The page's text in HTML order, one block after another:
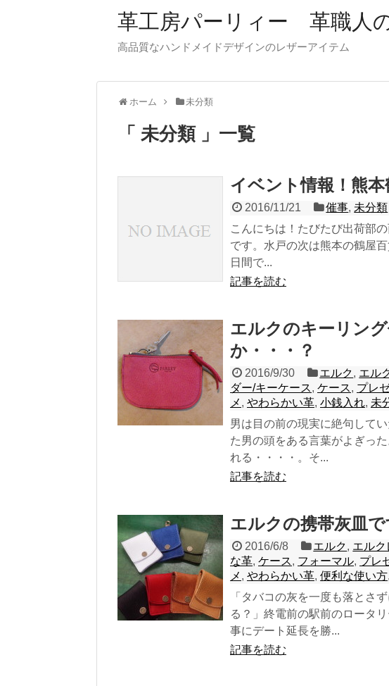
革工房パーリィー 革職人
高品質なハンドメイドデザインのレザーアイテム
ホーム 未分類
未分類 一覧
イベント情報！熊
2016/11/21 催事, 未分類
こんにちは！たびたび出荷部
です。水戸の次は熊本の鶴屋
日間で...
記事を読む
エルクのキーリン
か・・・？
2016/9/30 エルク, エル
ダー/キーケース, ケース, プレ
メ , やわらかい革, 小銭入れ, 未
男は目の前の現実に絶句して
た男の頭をある言葉がよぎっ
れる・・・・。そ...
記事を読む
エルクの携帯灰皿で
2016/6/8 エルク, エルク
な革, ケース, フォーマル, プレ
メ , やわらかい革, 便利な使い方,
「タバコの灰を一度も落とさ
る？」終電前の駅前のロータ
事にデート延長を勝...
記事を読む